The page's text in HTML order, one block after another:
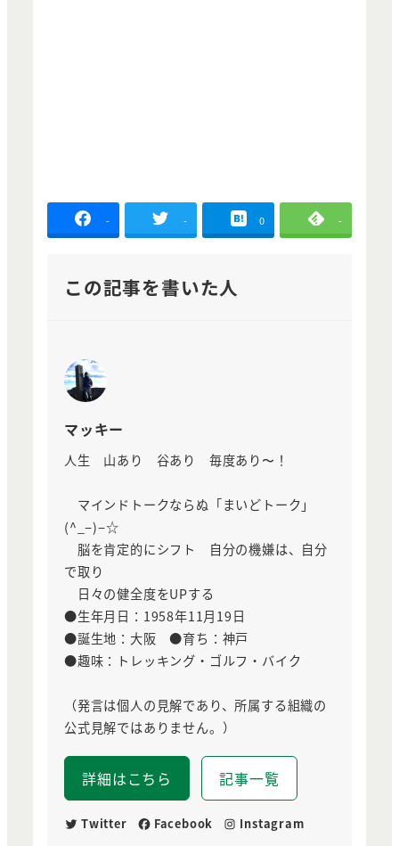
- - 0 -
この記事を書いた人
マッキー
人生 山あり 谷あり 毎度あり〜！
マインドトークならぬ「まいどトーク」
(^_−)−☆
脳を肯定的にシフト 自分の機嫌は、自分
で取り
日々の健全度をUPする
●生年月日：1958年11月19日
●誕生地：大阪 ●育ち：神戸
●趣味：トレッキング・ゴルフ・バイク
（発言は個人の見解であり、所属する組織の
公式見解ではありません。）
詳細はこちら 記事一覧
Twitter Facebook Instagram